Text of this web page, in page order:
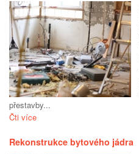
přestavby...
Čti více
Rekonstrukce bytového jádra